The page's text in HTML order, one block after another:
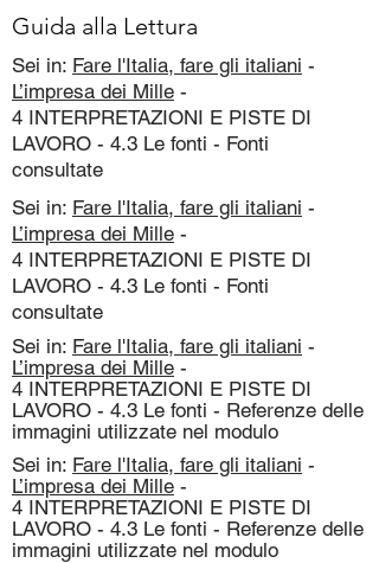
Guida alla Lettura
Sei in: Fare l'Italia, fare gli italiani -
L’impresa dei Mille -
4 INTERPRETAZIONI E PISTE DI
LAVORO - 4.3 Le fonti - Fonti
consultate
Sei in: Fare l'Italia, fare gli italiani -
L’impresa dei Mille -
4 INTERPRETAZIONI E PISTE DI
LAVORO - 4.3 Le fonti - Fonti
consultate
Sei in: Fare l'Italia, fare gli italiani -
L’impresa dei Mille -
4 INTERPRETAZIONI E PISTE DI
LAVORO - 4.3 Le fonti - Referenze delle
immagini utilizzate nel modulo
Sei in: Fare l'Italia, fare gli italiani -
L’impresa dei Mille -
4 INTERPRETAZIONI E PISTE DI
LAVORO - 4.3 Le fonti - Referenze delle
immagini utilizzate nel modulo